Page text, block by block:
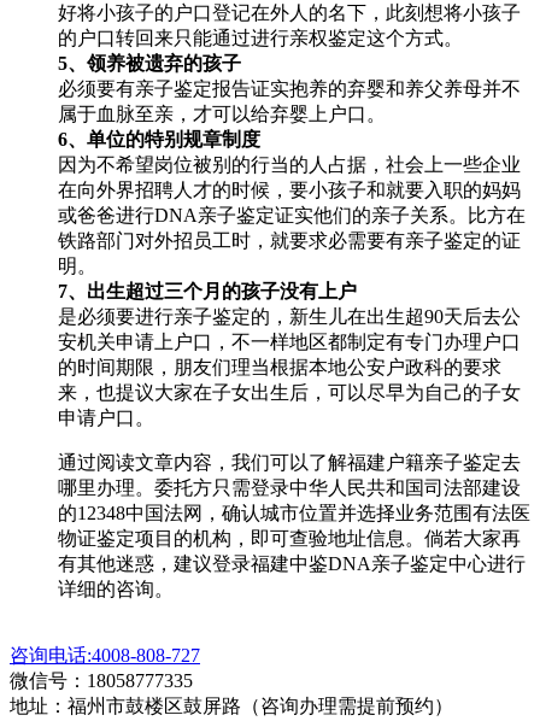
好将小孩子的户口登记在外人的名下，此刻想将小孩子
的户口转回来只能通过进行亲权鉴定这个方式。
5、领养被遗弃的孩子
必须要有亲子鉴定报告证实抱养的弃婴和养父养母并不
属于血脉至亲，才可以给弃婴上户口。
6、单位的特别规章制度
因为不希望岗位被别的行当的人占据，社会上一些企业
在向外界招聘人才的时候，要小孩子和就要入职的妈妈
或爸爸进行DNA亲子鉴定证实他们的亲子关系。比方在
铁路部门对外招员工时，就要求必需要有亲子鉴定的证
明。
7、出生超过三个月的孩子没有上户
是必须要进行亲子鉴定的，新生儿在出生超90天后去公
安机关申请上户口，不一样地区都制定有专门办理户口
的时间期限，朋友们理当根据本地公安户政科的要求
来，也提议大家在子女出生后，可以尽早为自己的子女
申请户口。
通过阅读文章内容，我们可以了解福建户籍亲子鉴定去
哪里办理。委托方只需登录中华人民共和国司法部建设
的12348中国法网，确认城市位置并选择业务范围有法医
物证鉴定项目的机构，即可查验地址信息。倘若大家再
有其他迷惑，建议登录福建中鉴DNA亲子鉴定中心进行
详细的咨询。
咨询电话:4008-808-727
微信号：18058777335
地址：福州市鼓楼区鼓屏路（咨询办理需提前预约）